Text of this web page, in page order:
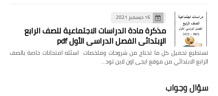
16 ديسمبر 2021
مذكرة مادة الدراسات الاجتماعية للصف الرابع
الإبتدائي الفصل الدراسي الأول pdf
تستطيع تحميل كل ما تحتاج من شروحات وملخصات اسئله امتحانات خاصة بالصف
الرابع الابتدائي من موقع ايجى اون لاين تود…
سؤال وجواب